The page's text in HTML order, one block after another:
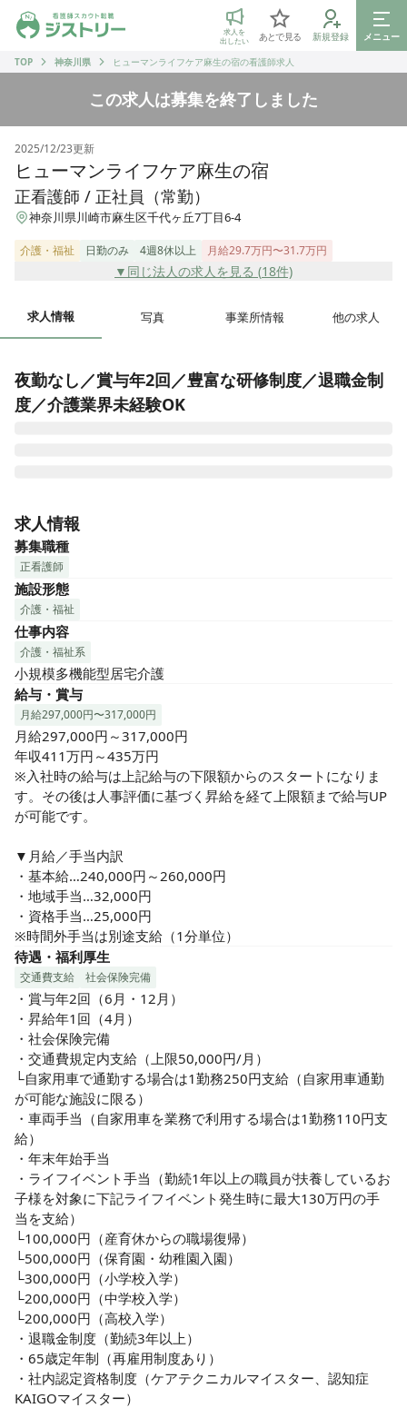
ジストリー 看護師の転職マッチング
求人を
出したい
あとで見る 新規登録
メニュー
TOP
神奈川県 ヒューマンライフケア麻生の宿の看護師求人
この求人は募集を終了しました
2025/12/23更新
ヒューマンライフケア麻生の宿
正看護師 / 正社員（常勤）
神奈川県川崎市麻生区千代ヶ丘7丁目6-4
介護・福祉 日勤のみ 4週8休以上 月給29.7万円〜31.7万円
▼同じ法人の求人を見る (18件)
求人情報 写真 事業所情報 他の求人
夜勤なし／賞与年2回／豊富な研修制度／退職金制
度／介護業界未経験OK
住み慣れたご自宅・環境での生活を続けていく為の支援事業
所です
ご利用者一人ひとりに寄り添い、ゆっくりと密に関わること
ができます
・ご利用者の健康管理、服薬管理
・点滴や胃ろう、経管栄養などの管理
・傷や褥瘡(床ずれ)、インシュリン注射などの医療的処置
・往診医との連携
・通院介助
・介護業務の補助
・ご利用者やご家族への相談援助
など
▼職場環境
※スタッフ数は原則ご利用者3名に対し1名の配置
ます
└宿泊（1日の利用者数は5～9名）
└通い（1日の利用は約15名、入浴は5名程度）
└訪問（長時間のケアはほぼなし（30分程度の対応が主））
求人情報
募集職種
正看護師
施設形態
介護・福祉
仕事内容
介護・福祉系
小規模多機能型居宅介護
給与・賞与
月給297,000円〜317,000円
月給297,000円～317,000円
年収411万円～435万円
※入社時の給与は上記給与の下限額からのスタートになりま
す。その後は人事評価に基づく昇給を経て上限額まで給与UP
が可能です。
▼月給／手当内訳
・基本給…240,000円～260,000円
・地域手当…32,000円
・資格手当…25,000円
※時間外手当は別途支給（1分単位）
待遇・福利厚生
交通費支給 社会保険完備
・賞与年2回（6月・12月）
・昇給年1回（4月）
・社会保険完備
・交通費規定内支給（上限50,000円/月）
└自家用車で通勤する場合は1勤務250円支給（自家用車通勤
が可能な施設に限る）
・車両手当（自家用車を業務で利用する場合は1勤務110円支
給）
・年末年始手当
・ライフイベント手当（勤続1年以上の職員が扶養しているお
子様を対象に下記ライフイベント発生時に最大130万円の手
当を支給）
└100,000円（産育休からの職場復帰）
└500,000円（保育園・幼稚園入園）
└300,000円（小学校入学）
└200,000円（中学校入学）
└200,000円（高校入学）
・退職金制度（勤続3年以上）
・65歳定年制（再雇用制度あり）
・社内認定資格制度（ケアテクニカルマイスター、認知症
KAIGOマイスター）